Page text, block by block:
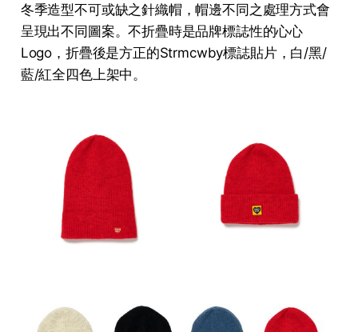
冬季造型不可或缺之針織帽，帽邊不同之處理方式會
呈現出不同圖案。不折疊時是品牌標誌性的心心
Logo，折疊後是方正的Strmcwby標誌貼片，白/黑/
藍/紅全四色上架中。